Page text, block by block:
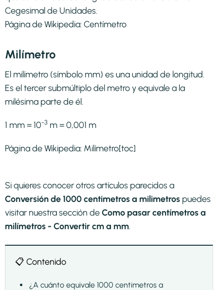
Cegesimal de Unidades.
Página de Wikipedia: Centímetro
Milímetro
El milímetro (símbolo mm) es una unidad de longitud.
Es el tercer submúltiplo del metro y equivale a la
milésima parte de él.
1 mm = 10-3 m = 0,001 m
Página de Wikipedia: Milímetro[toc]
Si quieres conocer otros artículos parecidos a
Conversión de 1000 centimetros a milimetros puedes
visitar nuestra sección deComo pasar centímetros a
milímetros - Convertir cm a mm.
📋 Contenido
¿A cuánto equivale 1000 centimetros a